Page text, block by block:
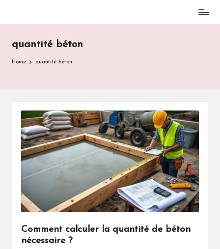
contentquantité béton
Home quantité béton
Comment calculer la quantité de béton
nécessaire ?